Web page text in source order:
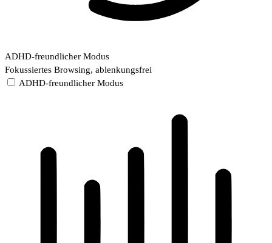
ADHD-freundlicher Modus
Fokussiertes Browsing, ablenkungsfrei
ADHD-freundlicher Modus